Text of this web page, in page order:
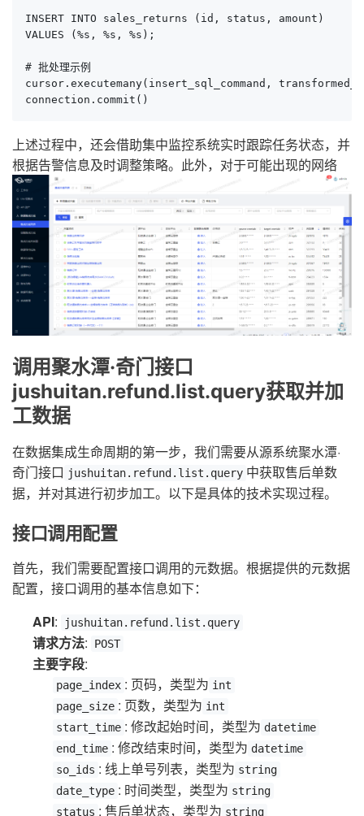
INSERT INTO sales_returns (id, status, amount)
VALUES (%s, %s, %s);
# 批处理示例
cursor.executemany(insert_sql_command,
connection.commit()
上述过程中，还会借助集中监控系统实时跟踪任务状态，并
根据告警信息及时调整策略。此外，对于可能出现的网络
调用聚水潭·奇门接口
jushuitan.refund.list.query获取并加
工数据
在数据集成生命周期的第一步，我们需要从源系统聚水潭·
奇门接口 jushuitan.refund.list.query 中获取售后单数
据，并对其进行初步加工。以下是具体的技术实现过程。
接口调用配置
首先，我们需要配置接口调用的元数据。根据提供的元数据
配置，接口调用的基本信息如下：
API: jushuitan.refund.list.query
请求方法: POST
主要字段:
page_index : 页码，类型为 int
page_size : 页数，类型为 int
start_time : 修改起始时间，类型为 datetime
end_time : 修改结束时间，类型为 datetime
so_ids : 线上单号列表，类型为 string
date_type : 时间类型，类型为 string
status : 售后单状态，类型为 string